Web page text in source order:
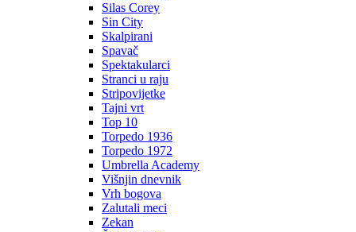
Silas Corey
Sin City
Skalpirani
Spavač
Spektakularci
Stranci u raju
Stripovijetke
Tajni vrt
Top 10
Torpedo 1936
Torpedo 1972
Umbrella Academy
Višnjin dnevnik
Vrh bogova
Zalutali meci
Zekan